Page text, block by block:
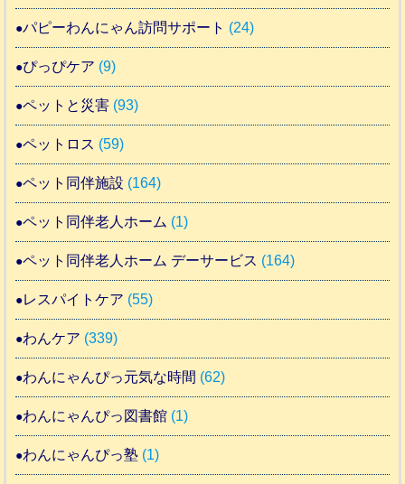
パピーわんにゃん訪問サポート (24)
ぴっぴケア (9)
ペットと災害 (93)
ペットロス (59)
ペット同伴施設 (164)
ペット同伴老人ホーム (1)
ペット同伴老人ホーム デーサービス (164)
レスパイトケア (55)
わんケア (339)
わんにゃんぴっ元気な時間 (62)
わんにゃんぴっ図書館 (1)
わんにゃんぴっ塾 (1)